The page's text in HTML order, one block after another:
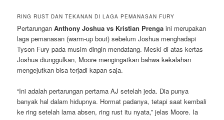
RING RUST DAN TEKANAN DI LAGA PEMANASAN FURY
PertarunganAnthony Joshua vs Kristian Prenga ini merupakan
laga pemanasan (warm-up bout) sebelum Joshua menghadapi
Tyson Fury pada musim dingin mendatang. Meski di atas kertas
Joshua diunggulkan, Moore mengingatkan bahwa kekalahan
mengejutkan bisa terjadi kapan saja.
“Ini adalah pertarungan pertama AJ setelah jeda. Dia punya
banyak hal dalam hidupnya. Hormat padanya, tetapi saat kembali
ke ring setelah lama absen, ring rust itu nyata,” jelas Moore. Ia